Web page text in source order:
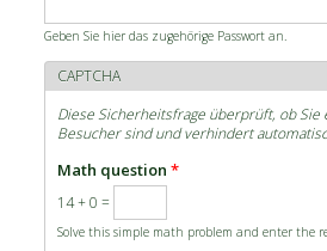
Geben Sie hier das zugehörige Passwort an.
CAPTCHA
Diese Sicherheitsfrage überprüft, ob
Besucher sind und verhindert
Math question*
14 + 0 =
Solve this simple math problem and enter the